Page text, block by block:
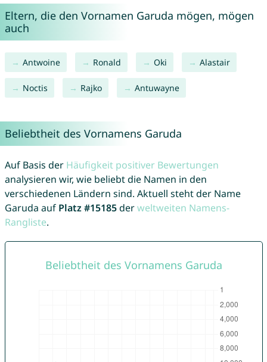
Eltern, die den Vornamen Garuda mögen, mögen
auch
Antwoine Ronald Oki Alastair
Noctis Rajko Antuwayne
Beliebtheit des Vornamens Garuda
Auf Basis der Häufigkeit positiver Bewertungen
analysieren wir, wie beliebt die Namen in den
verschiedenen Ländern sind. Aktuell steht der Name
Garuda auf Platz #15185derweltweiten Namens-
Rangliste.